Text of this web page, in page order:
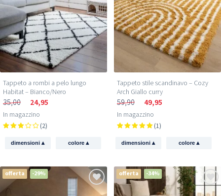
Tappeto a rombi a pelo lungo
Habitat – Bianco/Nero
35,00 24,95
In magazzino
(2)
dimensioni▴ colore ▴
Tappeto stile scandinavo – Cozy
Arch Giallo curry
59,90 49,95
In magazzino
(1)
dimensioni▴ colore ▴
offerta -29% offerta -34%